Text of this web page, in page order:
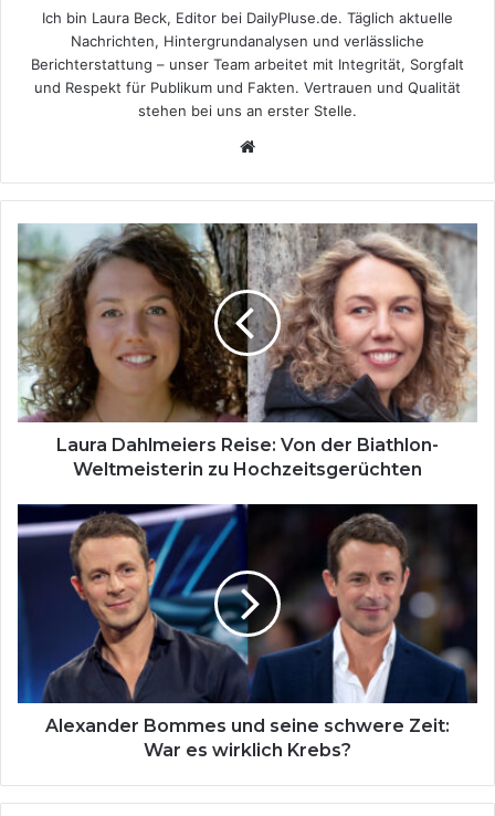
Ich bin Laura Beck, Editor bei DailyPluse.de. Täglich aktuelle
Nachrichten, Hintergrundanalysen und verlässliche
Berichterstattung – unser Team arbeitet mit Integrität, Sorgfalt
und Respekt für Publikum und Fakten. Vertrauen und Qualität
stehen bei uns an erster Stelle.
te
a
u
r
a
D
a
h
l
r
d
Laura Dahlmeiers Reise: Von der Biathlon-
Weltmeisterin zu Hochzeitsgerüchten
l
r
Alexander Bommes und seine schwere Zeit:
War es wirklich Krebs?